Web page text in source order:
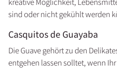
sind oder nicht gekühlt werden
Casquitos de Guayaba
Die Guave gehört zu den
entgehen lassen solltet, wenn